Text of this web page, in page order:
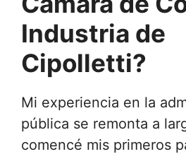
Industria de
Cipolletti?
Mi experiencia en la
pública se remonta a
comencé mis primeros